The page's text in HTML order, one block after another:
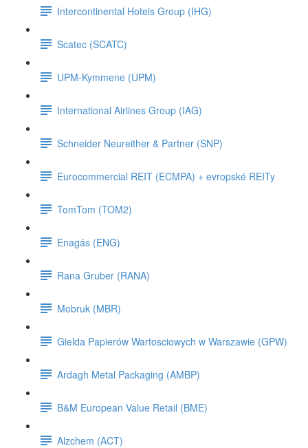
Intercontinental Hotels Group (IHG)
Scatec (SCATC)
UPM-Kymmene (UPM)
International Airlines Group (IAG)
Schneider Neureither & Partner (SNP)
Eurocommercial REIT (ECMPA) + evropské REITy
TomTom (TOM2)
Enagás (ENG)
Rana Gruber (RANA)
Mobruk (MBR)
Gielda Papierów Wartosciowych w Warszawie (GPW)
Ardagh Metal Packaging (AMBP)
B&M European Value Retail (BME)
Alzchem (ACT)